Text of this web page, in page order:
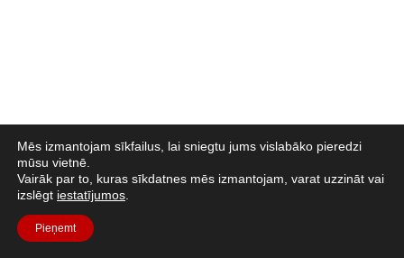
Mēs izmantojam sīkfailus, lai sniegtu jums vislabāko pieredzi
mūsu vietnē.
Vairāk par to, kuras sīkdatnes mēs izmantojam, varat uzzināt vai
izslēgt iestatījumos
Pieņemt